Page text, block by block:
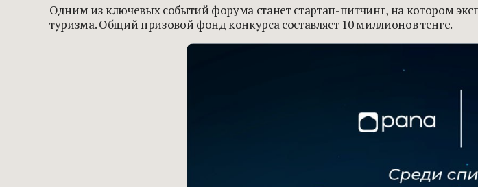
Одним из ключевых событий форума станет стартап-питчинг, на котором
туризма. Общий призовой фонд конкурса составляет 10 миллионов тенге.